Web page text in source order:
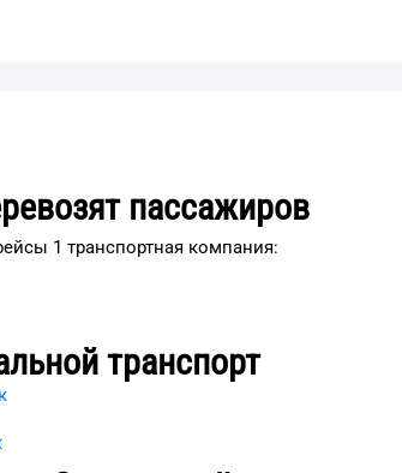
пассажиров
1 транспортная компания:
транспорт